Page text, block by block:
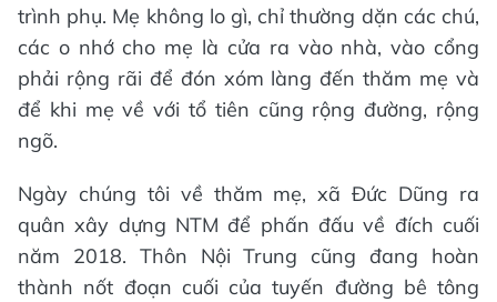
trình phụ. Mẹ không lo gì, chỉ thường dặn các chú,
các o nhớ cho mẹ là cửa ra vào nhà, vào cổng
phải rộng rãi để đón xóm làng đến thăm mẹ và
để khi mẹ về với tổ tiên cũng rộng đường, rộng
ngõ.
Ngày chúng tôi về thăm mẹ, xã Đức Dũng ra
quân xây dựng NTM để phấn đấu về đích cuối
năm 2018. Thôn Nội Trung cũng đang hoàn
thành nốt đoạn cuối của tuyến đường bê tông